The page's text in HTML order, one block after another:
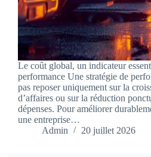
Le coût global, un indicateur
performance Une stratégie de
pas reposer uniquement sur la
d’affaires ou sur la réduction
dépenses. Pour améliorer
une entreprise…
Admin
20 juillet 2026